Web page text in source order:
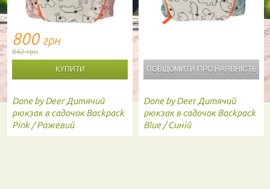
800 грн
842 грн
Done by Deer Дитячий
рюкзак в садочок Backpack
Pink / Рожевий
ПОВІДОМИТИ ПРО НАЯВНІСТЬ
Done by Deer Дитячий
рюкзак в садочок Backpack
Blue / Синій